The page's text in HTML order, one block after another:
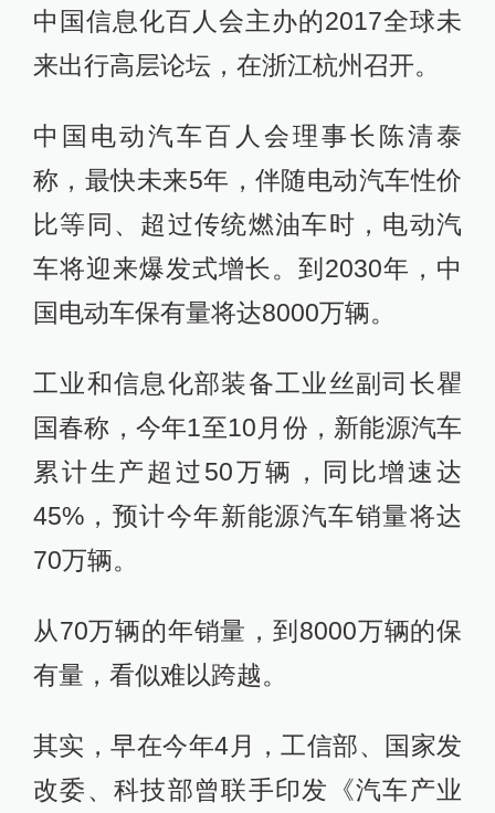
中国信息化百人会主办的2017全球未
来出行高层论坛，在浙江杭州召开。
中国电动汽车百人会理事长陈清泰
称，最快未来5年，伴随电动汽车性价
比等同、超过传统燃油车时，电动汽
车将迎来爆发式增长。到2030年，中
国电动车保有量将达8000万辆。
工业和信息化部装备工业丝副司长瞿
国春称，今年1至10月份，新能源汽车
累计生产超过50万辆，同比增速达
45%，预计今年新能源汽车销量将达
70万辆。
从70万辆的年销量，到8000万辆的保
有量，看似难以跨越。
其实，早在今年4月，工信部、国家发
改委、科技部曾联手印发《汽车产业